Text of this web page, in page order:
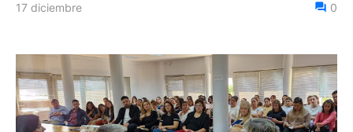
17 diciembre 0